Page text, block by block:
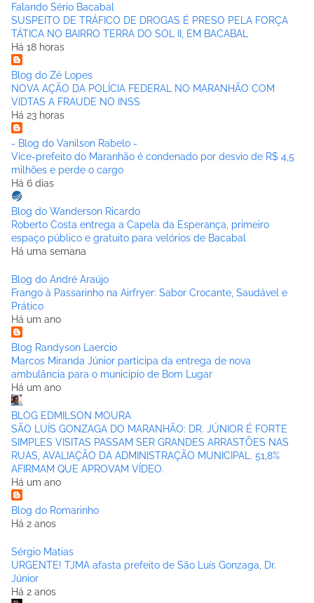
Falando Sério Bacabal
SUSPEITO DE TRÁFICO DE DROGAS É PRESO PELA FORÇA
TÁTICA NO BAIRRO TERRA DO SOL II, EM BACABAL
Há 18 horas
Blog do Zé Lopes
NOVA AÇÃO DA POLÍCIA FEDERAL NO MARANHÃO COM
VIDTAS A FRAUDE NO INSS
Há 23 horas
- Blog do Vanilson Rabelo -
Vice-prefeito do Maranhão é condenado por desvio de R$ 4,5
milhões e perde o cargo
Há 6 dias
Blog do Wanderson Ricardo
Roberto Costa entrega a Capela da Esperança, primeiro
espaço público e gratuito para velórios de Bacabal
Há uma semana
Blog do André Araújo
Frango à Passarinho na Airfryer: Sabor Crocante, Saudável e
Prático
Há um ano
Blog Randyson Laercio
Marcos Miranda Júnior participa da entrega de nova
ambulância para o municipio de Bom Lugar
Há um ano
BLOG EDMILSON MOURA
SÃO LUÍS GONZAGA DO MARANHÃO: DR. JÚNIOR É FORTE
SIMPLES VISITAS PASSAM SER GRANDES ARRASTÕES NAS
RUAS, AVALIAÇÃO DA ADMINISTRAÇÃO MUNICIPAL. 51,8%
AFIRMAM QUE APROVAM VÍDEO.
Há um ano
Blog do Romarinho
Há 2 anos
Sérgio Matias
URGENTE! TJMA afasta prefeito de São Luís Gonzaga, Dr.
Júnior
Há 2 anos